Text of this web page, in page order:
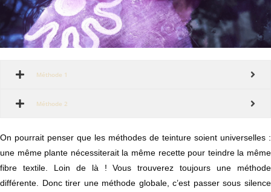
Méthode 1
Méthode 2
On pourrait penser que les méthodes de teinture soient universelles :
une même plante nécessiterait la même recette pour teindre la même
fibre textile. Loin de là ! Vous trouverez toujours une méthode
différente. Donc tirer une méthode globale, c’est passer sous silence